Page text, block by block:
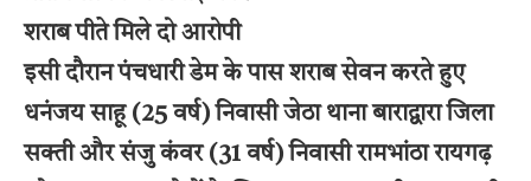
शराब पीते मिले दो आरोपी
इसी दौरान पंचधारी डेम के पास शराब सेवन करते हुए
धनंजय साहू (25 वर्ष) निवासी जेठा थाना बाराद्वारा जिला
सक्ती और संजु कंवर (31 वर्ष) निवासी रामभांठा रायगढ़